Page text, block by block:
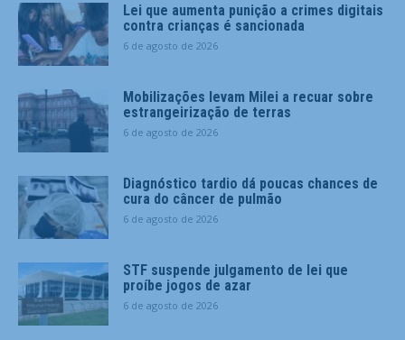
Lei que aumenta punição a crimes digitais
contra crianças é sancionada
6 de agosto de 2026
Mobilizações levam Milei a recuar sobre
estrangeirização de terras
6 de agosto de 2026
Diagnóstico tardio dá poucas chances de
cura do câncer de pulmão
6 de agosto de 2026
STF suspende julgamento de lei que
proíbe jogos de azar
6 de agosto de 2026